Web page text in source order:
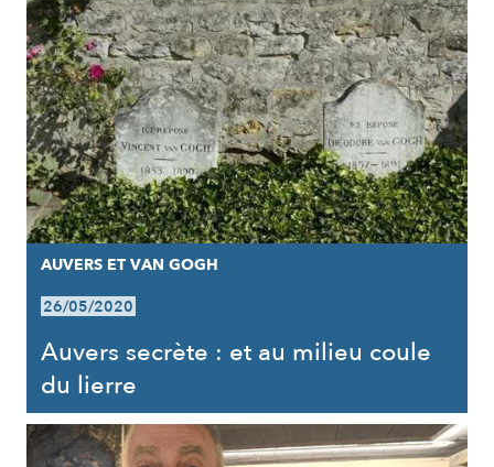
AUVERS ET VAN GOGH
26/05/2020
Auvers secrète : et au milieu coule
du lierre